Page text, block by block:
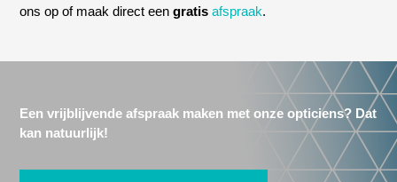
ons op of maak direct eengratisafspraak.
Een vrijblijvende afspraak maken met onze opticiens? Dat
kan natuurlijk!